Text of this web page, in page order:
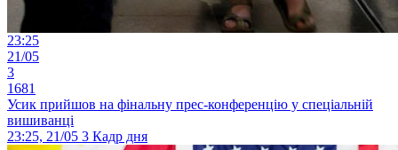
23:25
21/05
3
1681
Усик прийшов на фінальну прес-конференцію у спеціальній
вишиванці
23:25, 21/05 3 Кадр дня